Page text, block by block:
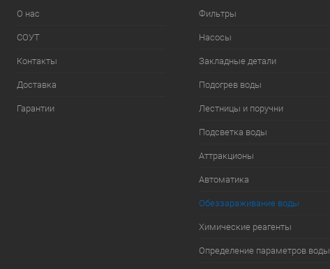
О нас
СОУТ
Контакты
Доставка
Гарантии
Фильтры
Насосы
Закладные детали
Подогрев воды
Лестницы и поручни
Подсветка воды
Аттракционы
Автоматика
Обеззараживание воды
Химические реагенты
Определение параметров воды